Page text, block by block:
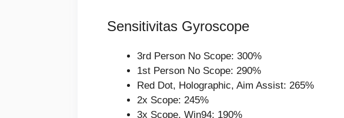
Sensitivitas Gyroscope
3rd Person No Scope: 300%
1st Person No Scope: 290%
Red Dot, Holographic, Aim Assist: 265%
2x Scope: 245%
3x Scope, Win94: 190%